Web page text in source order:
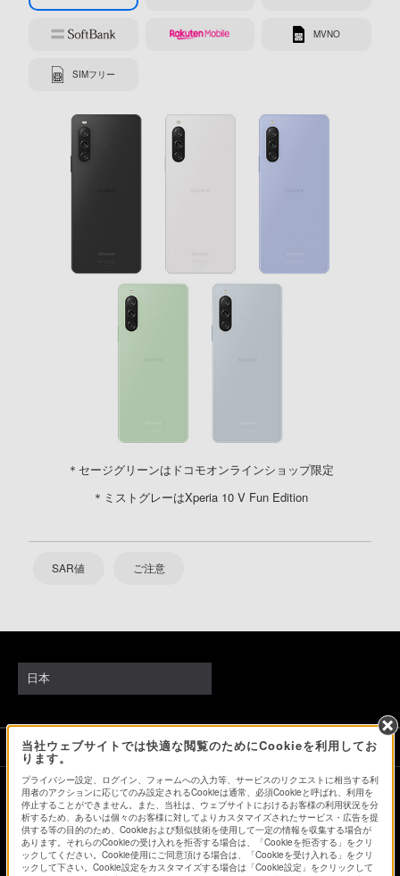
MVNO
SIMフリー
＊セージグリーンはドコモオンラインショップ限定
＊ミストグレーはXperia 10 V Fun Edition
SAR値 ご注意
当社ウェブサイトでは快適な閲覧のためにCookieを利用してお
ります。
プライバシー設定、ログイン、フォームへの入力等、サービスのリクエストに相当する利
用者のアクションに応じてのみ設定されるCookieは通常、必須Cookieと呼ばれ、利用を
停止することができません。また、当社は、ウェブサイトにおけるお客様の利用状況を分
析するため、あるいは個々のお客様に対してよりカスタマイズされたサービス・広告を提
供する等の目的のため、Cookieおよび類似技術を使用して一定の情報を収集する場合が
あります。それらのCookieの受け入れを拒否する場合は、「Cookieを拒否する」をクリ
ックしてください。Cookie使用にご同意頂ける場合は、「Cookieを受け入れる」をクリ
ックして下さい。Cookie設定をカスタマイズする場合は「Cookie設定」をクリックして
日本
ソニーストアでのお買い物にあたって
会社情報 採用情報 特約店のご案内
ニュースリリース
環境情報
My Sony 利用規約